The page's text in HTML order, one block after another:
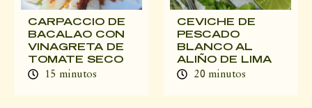
CARPACCIO DE
BACALAO CON
VINAGRETA DE
TOMATE SECO
15 minutos
CEVICHE DE
PESCADO
BLANCO AL
ALIÑO DE LIMA
20 minutos